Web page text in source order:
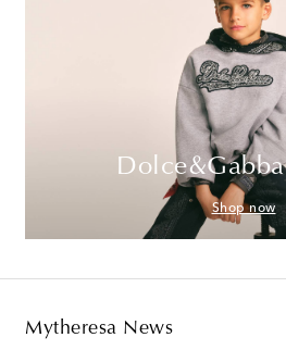
Shop now
Mytheresa News